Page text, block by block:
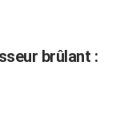
brûlant :